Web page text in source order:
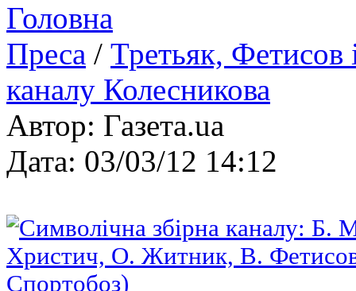
Головна
Преса / Третьяк, Фетисов
каналу Колесникова
Автор: Газета.ua
Дата: 03/03/12 14:12